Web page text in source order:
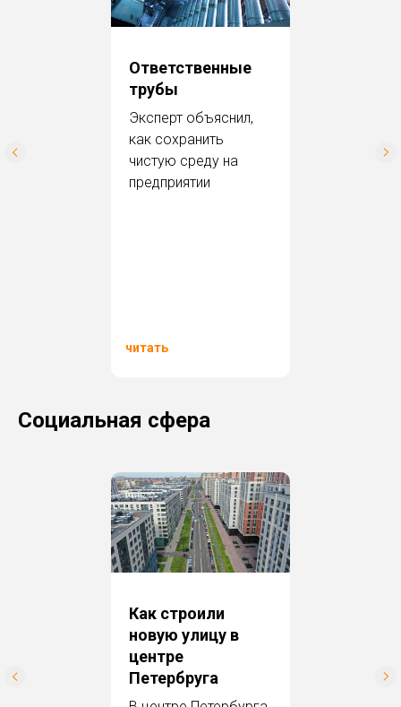
Ответственные
трубы
Эксперт объяс нил,
как сохранить
чистую среду на
предприятии
читать
Социальная сфера
Как строили
новую улицу в
центре
Петербруга